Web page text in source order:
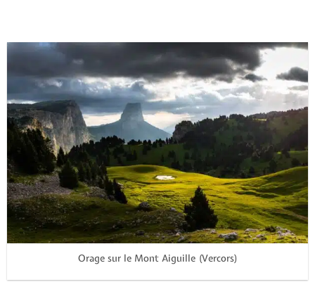
Orage sur le Mont Aiguille (Vercors)